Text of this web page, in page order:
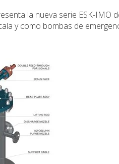
la nueva serie ESK-
y como bombas de